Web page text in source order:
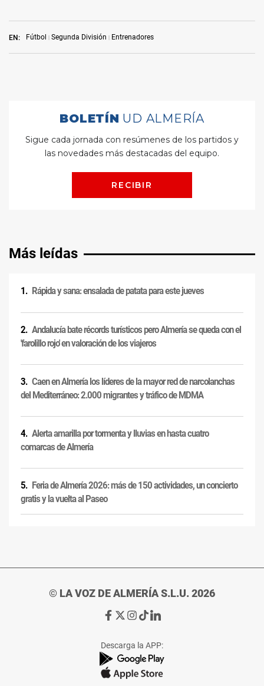
EN: Fútbol Segunda División Entrenadores
Más leídas
Rápida y sana: ensalada de patata para este jueves
Andalucía bate récords turísticos pero Almería se queda con el
'farolillo rojo' en valoración de los viajeros
Caen en Almería los líderes de la mayor red de narcolanchas
del Mediterráneo: 2.000 migrantes y tráfico de MDMA
Alerta amarilla por tormenta y lluvias en hasta cuatro
comarcas de Almería
Feria de Almería 2026: más de 150 actividades, un concierto
gratis y la vuelta al Paseo
© LA VOZ DE ALMERÍA S.L.U. 2026
Ir
de
La
Voz
Ir
de
La
Voz
Ir
de
La
Voz
Ir
de
La
Voz
Ir
de
La
Voz
Descarga la APP: